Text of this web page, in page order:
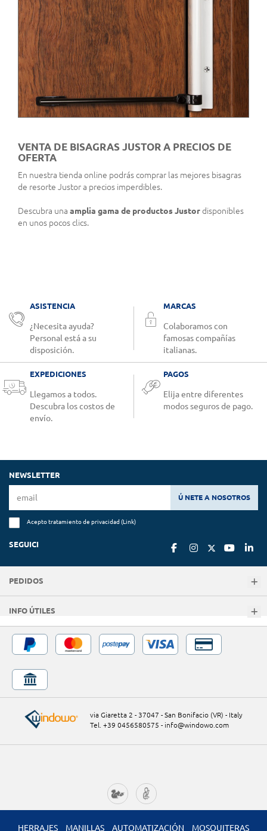
VENTA DE BISAGRAS JUSTOR A PRECIOS DE
OFERTA
En nuestra tienda online podrás comprar las mejores bisagras
de resorte Justor a precios imperdibles.
Descubra una amplia gama de productos Justordisponibles
en unos pocos clics.
ASISTENCIA
¿Necesita ayuda?
Personal está a su
disposición.
MARCAS
Colaboramos con
famosas compañías
italianas.
EXPEDICIONES
Llegamos a todos.
Descubra los costos de
envío.
PAGOS
Elija entre diferentes
modos seguros de pago.
NEWSLETTER
Ú NETE A NOSOTROS
Acepto tratamiento de privacidad (Link)
SEGUICI
PEDIDOS
INFO ÚTILES
via Giaretta 2 - 37047 - San Bonifacio (VR) - Italy
Tel. +39 0456580575 - info@windowo.com
HERRAJES MANILLAS AUTOMATIZACIÓN MOSQUITERAS